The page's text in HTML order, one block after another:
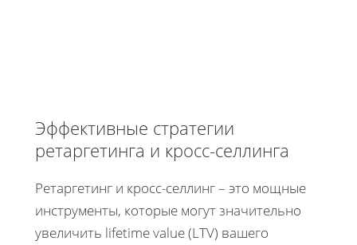
Эффективные стратегии
ретаргетинга и кросс-селлинга
Ретаргетинг и кросс-селлинг – это мощные
инструменты, которые могут значительно
увеличить lifetime value (LTV) вашего